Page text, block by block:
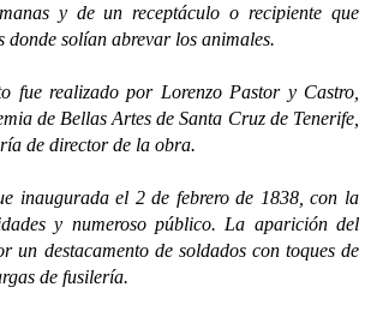
y de un receptáculo o recipiente que
donde solían abrevar los animales.
por Lorenzo Pastor y Castro,
de Bellas Artes de Santa Cruz de Tenerife,
de director de la obra.
el 2 de febrero de 1838, con la
y numeroso público. La aparición del
un destacamento de soldados con toques de
de fusilería.